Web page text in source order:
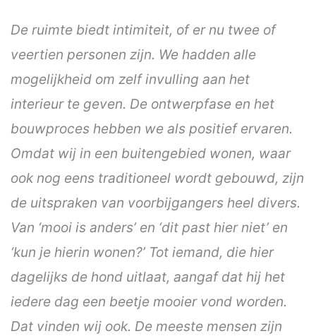
De ruimte biedt intimiteit, of er nu twee of
veertien personen zijn. We hadden alle
mogelijkheid om zelf invulling aan het
interieur te geven. De ontwerpfase en het
bouwproces hebben we als positief ervaren.
Omdat wij in een buitengebied wonen, waar
ook nog eens traditioneel wordt gebouwd, zijn
de uitspraken van voorbijgangers heel divers.
Van ‘mooi is anders’ en ‘dit past hier niet’ en
‘kun je hierin wonen?’ Tot iemand, die hier
dagelijks de hond uitlaat, aangaf dat hij het
iedere dag een beetje mooier vond worden.
Dat vinden wij ook. De meeste mensen zijn